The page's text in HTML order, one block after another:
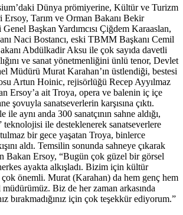
Dünya prömiyerine, Kültür ve Turizm
Ersoy, Tarım ve Orman Bakanı Bekir
Başkan Yardımcısı Çiğdem Karaaslan,
Naci Bostancı, eski TBMM Başkanı Cemil
Abdülkadir Aksu ile çok sayıda davetli
ve sanat yönetmenliğini ünlü tenor, Devlet
Müdürü Murat Karahan’ın üstlendiği, bestesi
Artun Hoinic, rejisörlüğü Recep Ayyılmaz
Ersoy’a ait Troya, opera ve balenin iç içe
şovuyla sanatseverlerin karşısına çıktı.
aynı anda 300 sanatçının sahne aldığı,
ile desteklenerek sanatseverlere
bir gece yaşatan Troya, binlerce
aldı. Temsilin sonunda sahneye çıkarak
Bakan Ersoy, “Bugün çok güzel bir görsel
ayakta alkışladı. Bizim için kültür
çok önemli. Murat (Karahan) da hem genç hem
müdürümüz. Biz de her zaman arkasında
bırakmadığınız için çok teşekkür ediyorum.”